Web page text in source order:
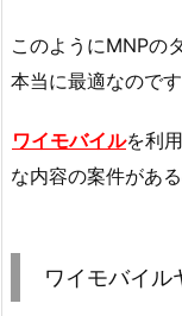
このようにMNPの
本当に最適なのです
ワイモバイルを利
な内容の案件があ
ワイモバイル